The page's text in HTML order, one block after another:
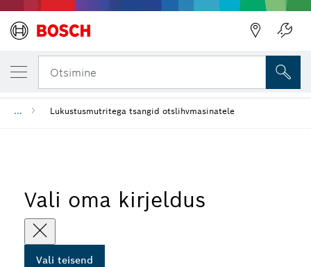
Otsimine
... Lukustusmutritega tsangid otslihvmasinatele
Vali oma kirjeldus
Vali teisend
SINU VALITUD TEISEND
Padrun